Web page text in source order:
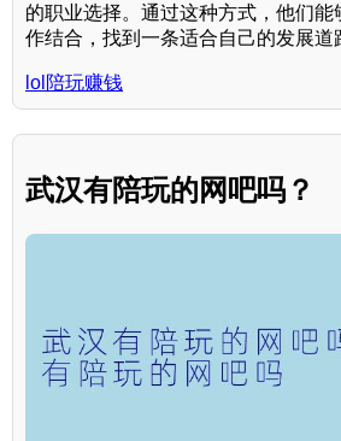
的职业选择。通过这种方式，他们能
作结合，找到一条适合自己的发展道
lol陪玩赚钱
武汉有陪玩的网吧吗？